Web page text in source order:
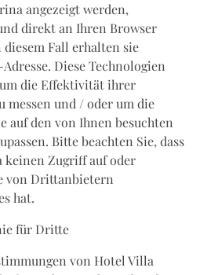
angezeigt werden,
direkt an Ihren Browser
diesem Fall erhalten sie
Diese Technologien
die Effektivität ihrer
messen und / oder um die
auf den von Ihnen besuchten
Bitte beachten Sie, dass
Zugriff auf oder
von Drittanbietern
hat.
für Dritte
von Hotel Villa